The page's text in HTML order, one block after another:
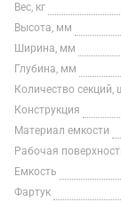
Вес, кг
Высота, мм
Ширина, мм
Глубина, мм
Количество секций,
Конструкция
Материал емкости
Рабочая
Емкость
Фартук